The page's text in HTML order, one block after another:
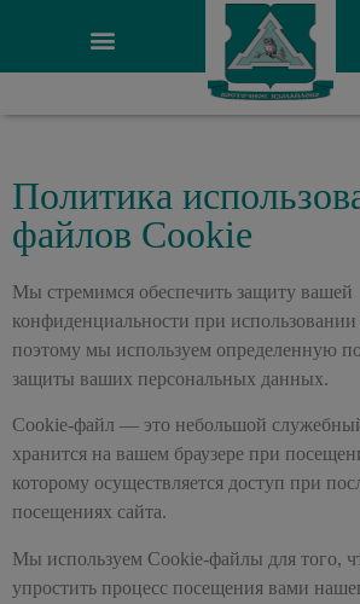
Политика
файлов Cookie
Мы стремимся обеспечить защиту вашей
конфиденциальности при
поэтому мы используем определенную
защиты ваших персональных данных.
Cookie-файл — это небольшой
хранится на вашем браузере при
которому осуществляется доступ при
посещениях сайта.
Мы используем Cookie-файлы для того,
упростить процесс посещения вами